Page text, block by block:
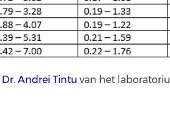
Dr. Andrei Tintu van het